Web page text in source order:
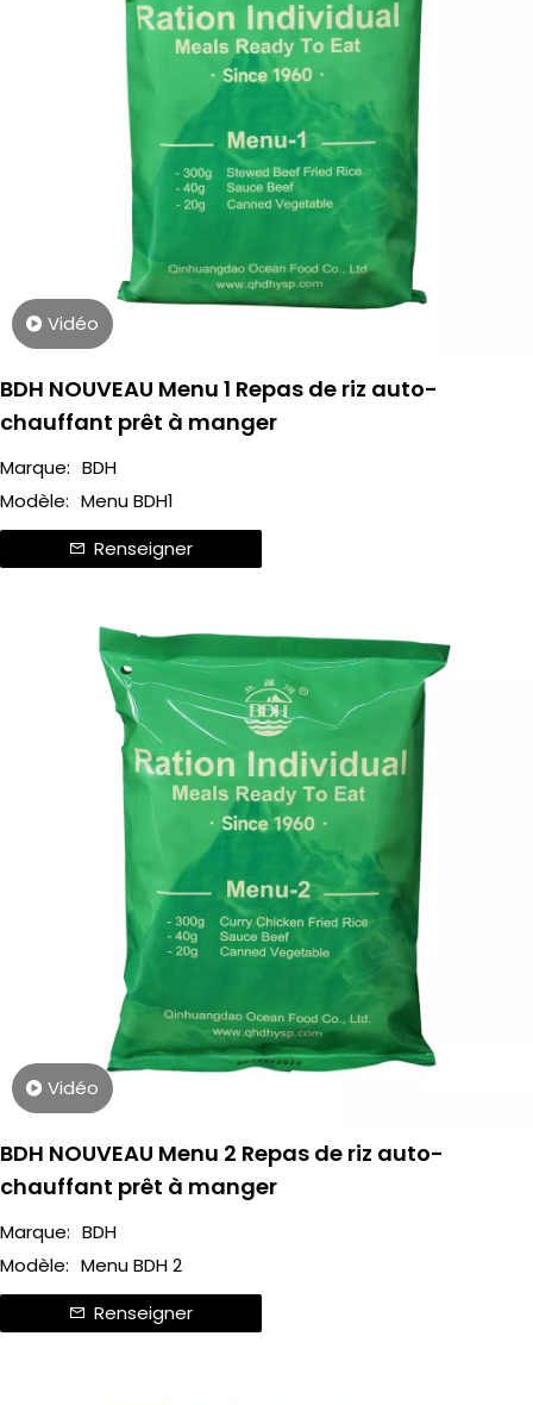
Vidéo
BDH NOUVEAU Menu 1 Repas de riz auto-
chauffant prêt à manger
Marque: BDH
Modèle: Menu BDH1
Renseigner
Vidéo
BDH NOUVEAU Menu 2 Repas de riz auto-
chauffant prêt à manger
Marque: BDH
Modèle: Menu BDH 2
Renseigner